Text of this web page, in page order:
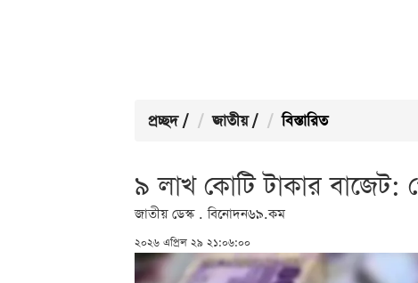
প্রচ্ছদ / জাতীয় / বিস্তারিত
৯ লাখ কোটি টাকার বাজেট:
জাতীয় ডেস্ক . বিনোদন৬৯.কম
২০২৬ এপ্রিল ২৯ ২১:০৬:০০